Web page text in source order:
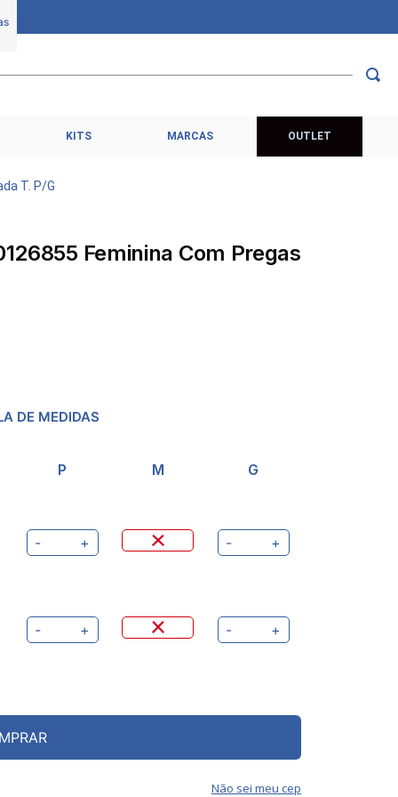
KITS MARCAS OUTLET
T. P/G
Feminina Com Pregas
DE MEDIDAS
P M G
- + - +
- + - +
Não sei meu cep